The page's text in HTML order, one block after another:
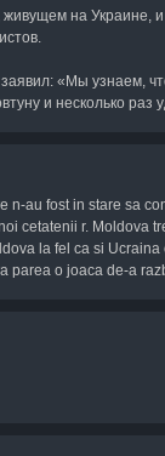
на Украине,
«Мы узнаем,
и несколько раз
n-au fost in stare sa
cetatenii r. Moldova
la fel ca si
parea o joaca de-a